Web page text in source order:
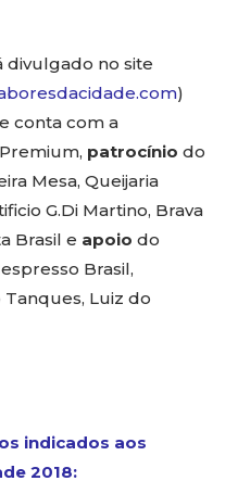
no site
)
conta com a
patrocínio do
Mesa, Queijaria
G.Di Martino, Brava
Brasil e apoio do
Brasil,
Tanques, Luiz do
indicados aos
2018: